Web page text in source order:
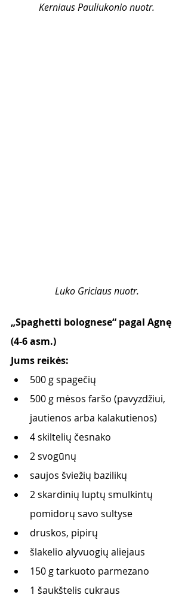
Kerniaus Pauliukonio nuotr.
Luko Griciaus nuotr.
„Spaghetti bolognese“ pagal Agnę
(4-6 asm.)
Jums reikės:
500 g spagečių
500 g mėsos faršo (pavyzdžiui,
jautienos arba kalakutienos)
4 skiltelių česnako
2 svogūnų
saujos šviežių bazilikų
2 skardinių luptų smulkintų
pomidorų savo sultyse
druskos, pipirų
šlakelio alyvuogių aliejaus
150 g tarkuoto parmezano
1 šaukštelis cukraus